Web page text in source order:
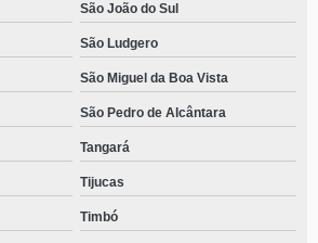
São João do Sul
São Ludgero
São Miguel da Boa Vista
São Pedro de Alcântara
Tangará
Tijucas
Timbó